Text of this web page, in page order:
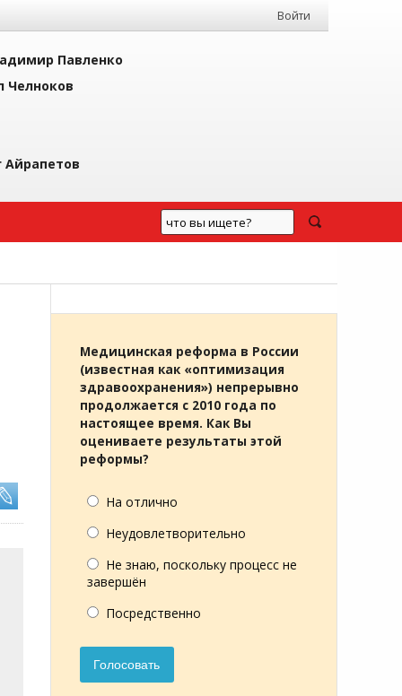
Войти
Павленко
Челноков
Айрапетов
Медицинская реформа в России
(известная как «оптимизация
здравоохранения») непрерывно
продолжается с 2010 года по
настоящее время. Как Вы
оцениваете результаты этой
реформы?
На отлично
Неудовлетворительно
Не знаю, поскольку процесс не
завершён
Посредственно
Голосовать